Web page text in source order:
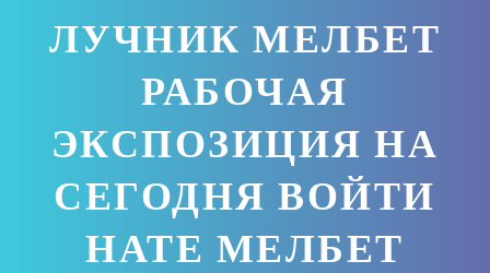
ЛУЧНИК МЕЛБЕТ
РАБОЧАЯ
ЭКСПОЗИЦИЯ НА
СЕГОДНЯ ВОЙТИ
НАТЕ МЕЛБЕТ